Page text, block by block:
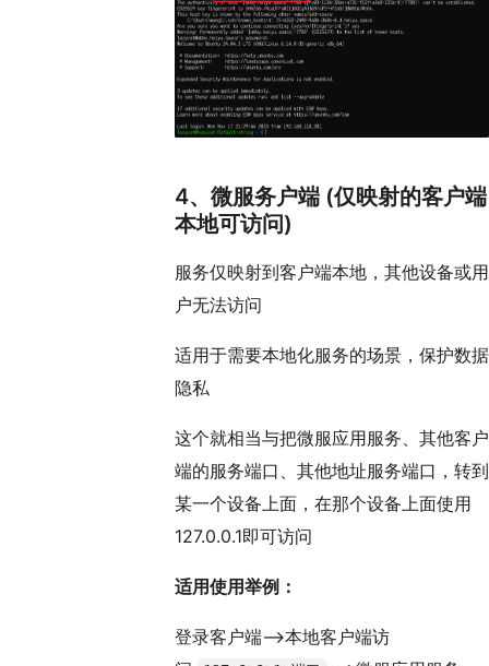
4、微服务户端 (仅映射的客户端
本地可访问)
服务仅映射到客户端本地，其他设备或用
户无法访问
适用于需要本地化服务的场景，保护数据
隐私
这个就相当与把微服应用服务、其他客户
端的服务端口、其他地址服务端口，转到
某一个设备上面，在那个设备上面使用
127.0.0.1即可访问
适用使用举例：
登录客户端——>本地客户端访